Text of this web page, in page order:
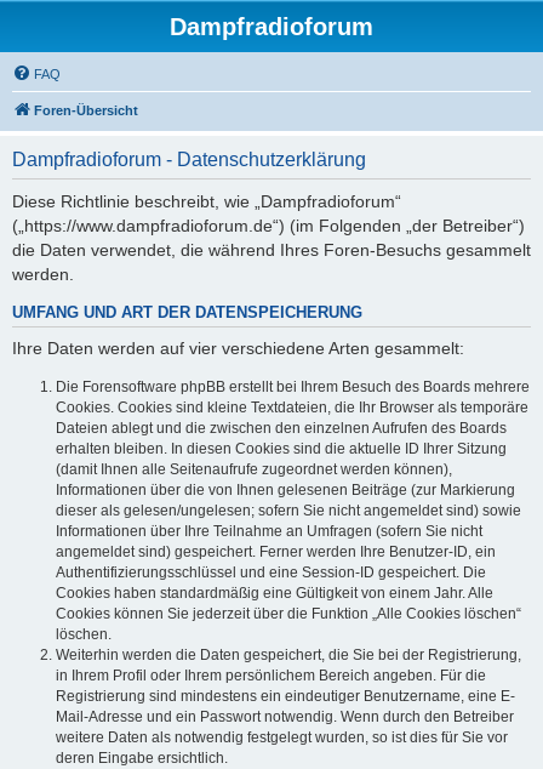
Dampfradioforum
FAQ
Foren-Übersicht
Dampfradioforum - Datenschutzerklärung
Diese Richtlinie beschreibt, wie „Dampfradioforum“
(„https://www.dampfradioforum.de“) (im Folgenden „der Betreiber“)
die Daten verwendet, die während Ihres Foren-Besuchs gesammelt
werden.
UMFANG UND ART DER DATENSPEICHERUNG
Ihre Daten werden auf vier verschiedene Arten gesammelt:
Die Forensoftware phpBB erstellt bei Ihrem Besuch des Boards mehrere
Cookies. Cookies sind kleine Textdateien, die Ihr Browser als temporäre
Dateien ablegt und die zwischen den einzelnen Aufrufen des Boards
erhalten bleiben. In diesen Cookies sind die aktuelle ID Ihrer Sitzung
(damit Ihnen alle Seitenaufrufe zugeordnet werden können),
Informationen über die von Ihnen gelesenen Beiträge (zur Markierung
dieser als gelesen/ungelesen; sofern Sie nicht angemeldet sind) sowie
Informationen über Ihre Teilnahme an Umfragen (sofern Sie nicht
angemeldet sind) gespeichert. Ferner werden Ihre Benutzer-ID, ein
Authentifizierungsschlüssel und eine Session-ID gespeichert. Die
Cookies haben standardmäßig eine Gültigkeit von einem Jahr. Alle
Cookies können Sie jederzeit über die Funktion „Alle Cookies löschen“
löschen.
Weiterhin werden die Daten gespeichert, die Sie bei der Registrierung,
in Ihrem Profil oder Ihrem persönlichem Bereich angeben. Für die
Registrierung sind mindestens ein eindeutiger Benutzername, eine E-
Mail-Adresse und ein Passwort notwendig. Wenn durch den Betreiber
weitere Daten als notwendig festgelegt wurden, so ist dies für Sie vor
deren Eingabe ersichtlich.